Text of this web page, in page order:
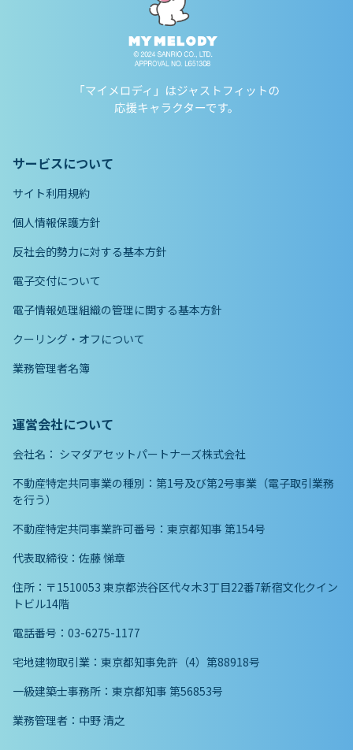
サービスについて
サイト利用規約
個人情報保護方針
反社会的勢力に対する基本方針
電子交付について
電子情報処理組織の管理に関する基本方針
クーリング・オフについて
業務管理者名簿
運営会社について
会社名： シマダアセットパートナーズ株式会社
不動産特定共同事業の種別：第1号及び第2号事業（電子取引業務
を行う）
不動産特定共同事業許可番号：東京都知事 第154号
代表取締役：佐藤 悌章
住所：〒1510053 東京都渋谷区代々木3丁目22番7新宿文化クイン
トビル14階
電話番号：03-6275-1177
宅地建物取引業：東京都知事免許（4）第88918号
一級建築士事務所：東京都知事 第56853号
業務管理者：中野 清之